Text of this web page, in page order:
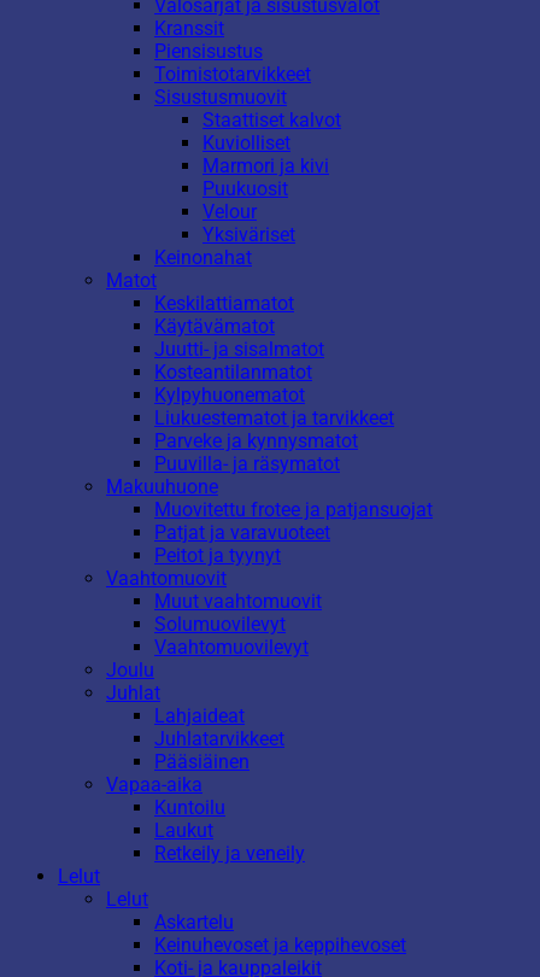
Valosarjat ja sisustusvalot
Kranssit
Piensisustus
Toimistotarvikkeet
Sisustusmuovit
Staattiset kalvot
Kuviolliset
Marmori ja kivi
Puukuosit
Velour
Yksiväriset
Keinonahat
Matot
Keskilattiamatot
Käytävämatot
Juutti- ja sisalmatot
Kosteantilanmatot
Kylpyhuonematot
Liukuestematot ja tarvikkeet
Parveke ja kynnysmatot
Puuvilla- ja räsymatot
Makuuhuone
Muovitettu frotee ja patjansuojat
Patjat ja varavuoteet
Peitot ja tyynyt
Vaahtomuovit
Muut vaahtomuovit
Solumuovilevyt
Vaahtomuovilevyt
Joulu
Juhlat
Lahjaideat
Juhlatarvikkeet
Pääsiäinen
Vapaa-aika
Kuntoilu
Laukut
Retkeily ja veneily
Lelut
Lelut
Askartelu
Keinuhevoset ja keppihevoset
Koti- ja kauppaleikit